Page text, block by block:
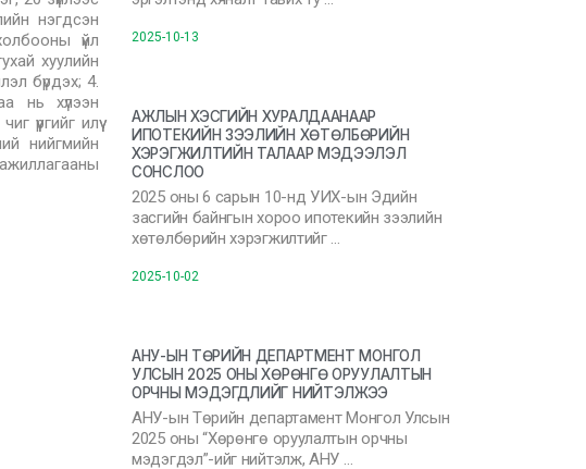
нэгдсэн
үйл
хуулийн
бүрдэх; 4.
нь хүлээн
илүү
нийгмийн
2025-10-13
АЖЛЫН ХЭСГИЙН ХУРАЛДААНААР
ИПОТЕКИЙН ЗЭЭЛИЙН ХӨТӨЛБӨРИЙН
ХЭРЭГЖИЛТИЙН ТАЛААР МЭДЭЭЛЭЛ
СОНСЛОО
2025 оны 6 сарын 10-нд УИХ-ын Эдийн
засгийн байнгын хороо ипотекийн зээлийн
хөтөлбөрийн хэрэгжилтийг …
2025-10-02
АНУ-ЫН ТӨРИЙН ДЕПАРТМЕНТ МОНГОЛ
УЛСЫН 2025 ОНЫ ХӨРӨНГӨ ОРУУЛАЛТЫН
ОРЧНЫ МЭДЭГДЛИЙГ НИЙТЭЛЖЭЭ
АНУ-ын Төрийн департамент Монгол Улсын
2025 оны “Хөрөнгө оруулалтын орчны
мэдэгдэл”-ийг нийтэлж, АНУ …